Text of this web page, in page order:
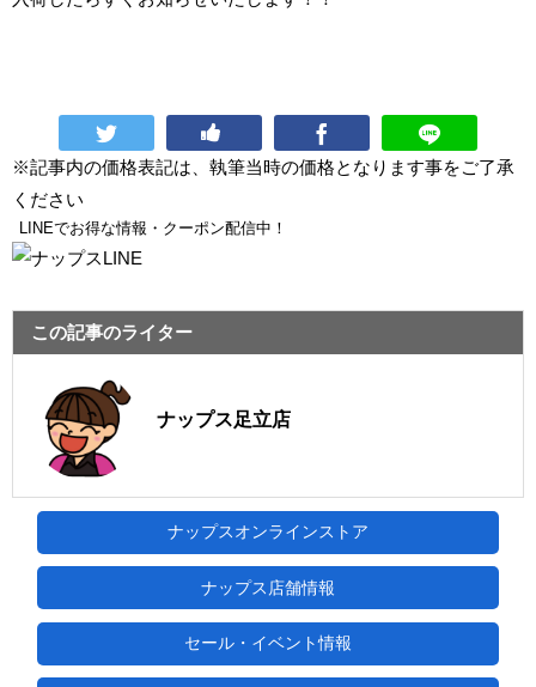
※記事内の価格表記は、執筆当時の価格となります事をご了承
ください
LINEでお得な情報・クーポン配信中！
この記事のライター
ナップス足立店
ナップスオンラインストア
ナップス店舗情報
セール・イベント情報